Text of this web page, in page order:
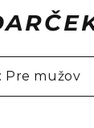
Pre mužov